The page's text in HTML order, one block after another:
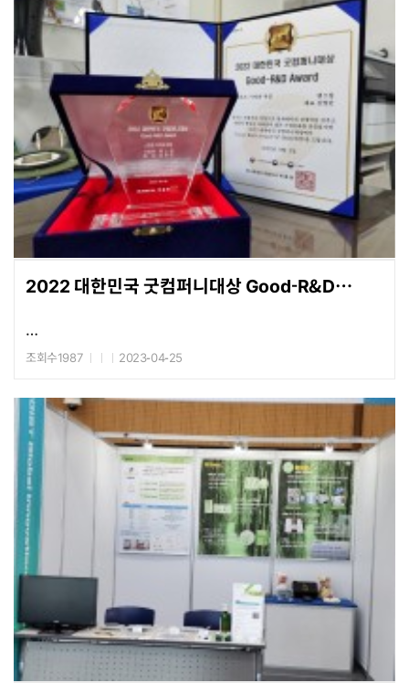
2022 대한민국 굿컴퍼니대상 Good-R&D
조회수1987 2023-04-25